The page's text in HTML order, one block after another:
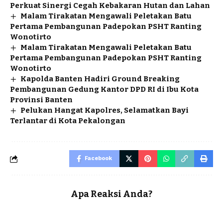
Perkuat Sinergi Cegah Kebakaran Hutan dan Lahan
Malam Tirakatan Mengawali Peletakan Batu
Pertama Pembangunan Padepokan PSHT Ranting
Wonotirto
Malam Tirakatan Mengawali Peletakan Batu
Pertama Pembangunan Padepokan PSHT Ranting
Wonotirto
Kapolda Banten Hadiri Ground Breaking
Pembangunan Gedung Kantor DPD RI di Ibu Kota
Provinsi Banten
Pelukan Hangat Kapolres, Selamatkan Bayi
Terlantar di Kota Pekalongan
Facebook
Apa Reaksi Anda?